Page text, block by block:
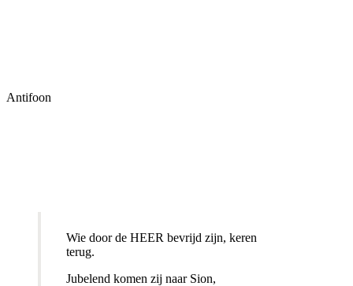
Antifoon
Wie door de HEER bevrijd zijn, keren
terug.
Jubelend komen zij naar Sion,